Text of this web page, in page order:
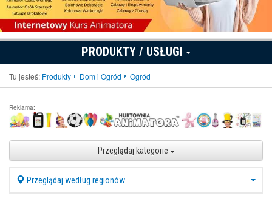
PRODUKTY / USŁUGI
Tu jesteś: Produkty Dom i Ogród Ogród
Reklama:
Przeglądaj kategorie
Przeglądaj według regionów